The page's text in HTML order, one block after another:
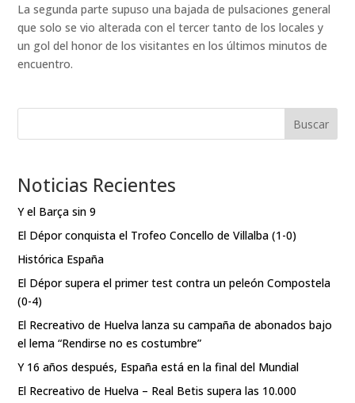
La segunda parte supuso una bajada de pulsaciones general
que solo se vio alterada con el tercer tanto de los locales y
un gol del honor de los visitantes en los últimos minutos de
encuentro.
Buscar
Noticias Recientes
Y el Barça sin 9
El Dépor conquista el Trofeo Concello de Villalba (1-0)
Histórica España
El Dépor supera el primer test contra un peleón Compostela
(0-4)
El Recreativo de Huelva lanza su campaña de abonados bajo
el lema “Rendirse no es costumbre”
Y 16 años después, España está en la final del Mundial
El Recreativo de Huelva – Real Betis supera las 10.000